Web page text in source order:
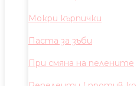
Мокри кърпички
Паста за зъби
При смяна на пелените